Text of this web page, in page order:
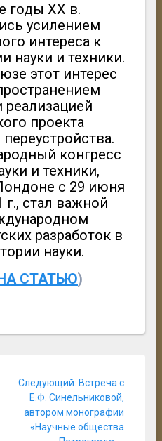
годы XX в.
усилением
интереса к
науки и техники.
этот интерес
реализацией
проекта
конгресс
и техники,
с 29 июня
стал важной
разработок в
науки.
СТАТЬЮ)
Следующий: Следующая
запись:
Встреча с
Е.Ф. Синельниковой,
автором монографии
«Научные общества